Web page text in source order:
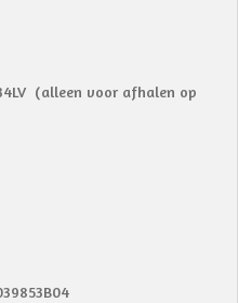
(alleen voor afhalen op